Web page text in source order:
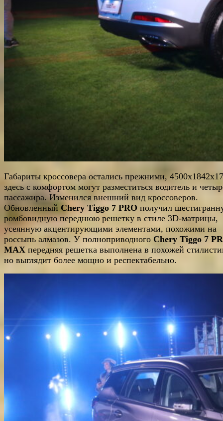
Габариты кроссовера остались прежними,
здесь с комфортом могут разместиться водитель и
пассажира. Изменился внешний вид кроссоверов.
Обновленный Chery Tiggo 7 PRO получил
ромбовидную переднюю решетку в стиле 3D-матрицы,
усеянную акцентирующими элементами, похожими на
россыпь алмазов. У полноприводного Chery Tiggo 7
MAX передняя решетка выполнена в похожей
но выглядит более мощно и респектабельно.